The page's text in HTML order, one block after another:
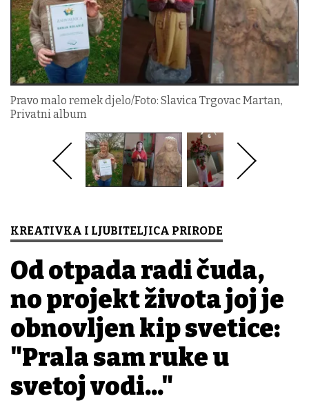
Pravo malo remek djelo/Foto: Slavica Trgovac Martan,
Privatni album
KREATIVKA I LJUBITELJICA PRIRODE
Od otpada radi čuda,
no projekt života joj je
obnovljen kip svetice:
"Prala sam ruke u
svetoj vodi..."